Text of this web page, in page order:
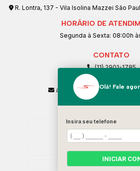
R. Lontra, 137 - Vila Isolina Mazzei São
HORÁRIO DE
Segunda à Sexta: 08:00h
CONTATO
(11) 2901-1785
(11) 99239-1832
Home
Empresa
SERVIÇOS
Contato
Olá! Fale
Insira seu telefone
INICIAR